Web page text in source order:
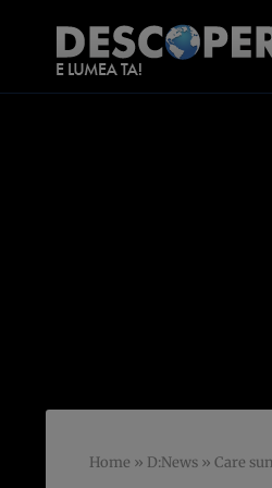
Home » D:News » Care